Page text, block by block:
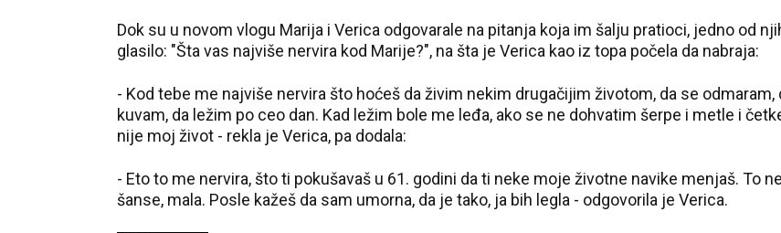
Dok su u novom vlogu Marija i Verica odgovarale na pitanja koja im šalju pratioci, jedno od
glasilo: "Šta vas najviše nervira kod Marije?", na šta je Verica kao iz topa počela da nabraja:
- Kod tebe me najviše nervira što hoćeš da živim nekim drugačijim životom, da se odmaram,
kuvam, da ležim po ceo dan. Kad ležim bole me leđa, ako se ne dohvatim šerpe i metle i
nije moj život - rekla je Verica, pa dodala:
- Eto to me nervira, što ti pokušavaš u 61. godini da ti neke moje životne navike menjaš. To
šanse, mala. Posle kažeš da sam umorna, da je tako, ja bih legla - odgovorila je Verica.